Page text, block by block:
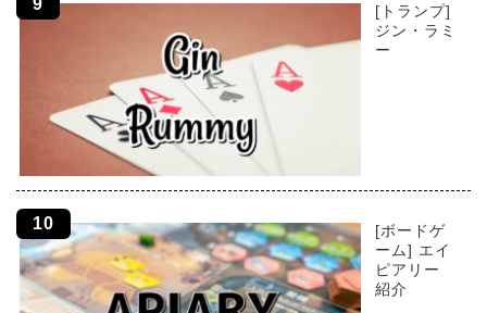
[トランプ]
ジン・ラミ
ー
[ボードゲ
ーム] エイ
ピアリー
紹介